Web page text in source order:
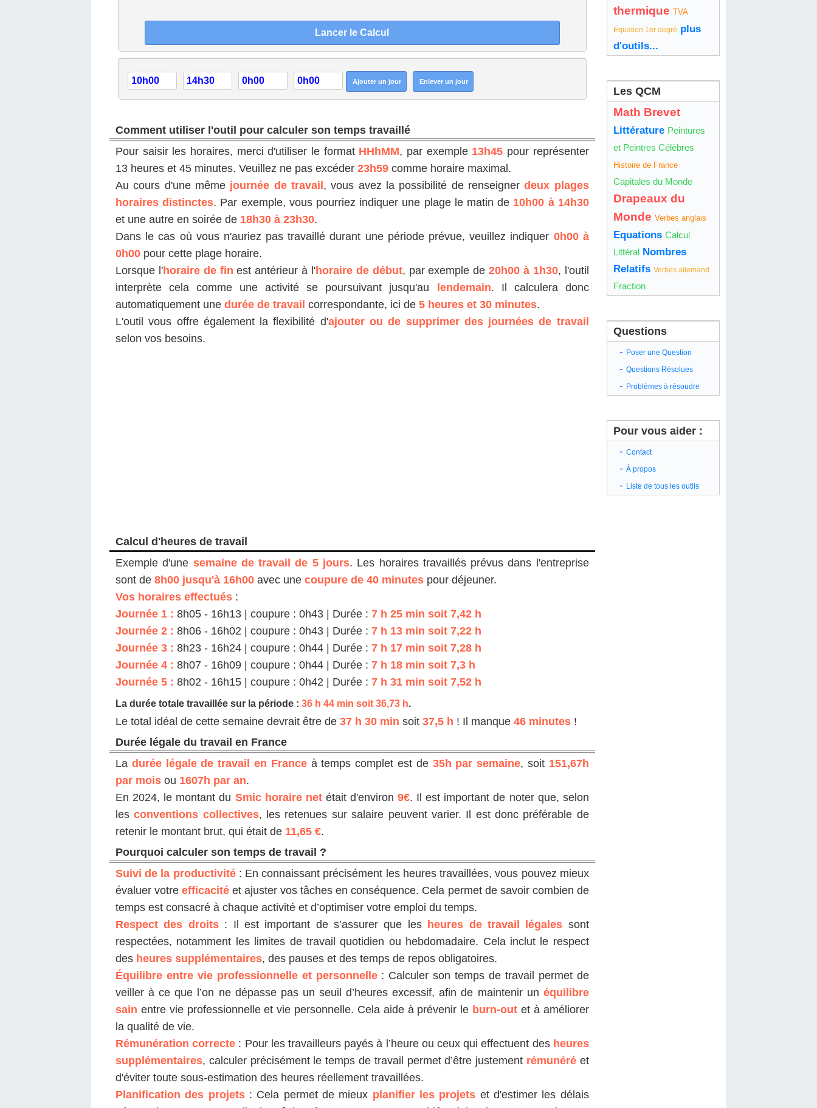
Comment utiliser l'outil pour calculer son temps travaillé
Pour saisir les horaires, merci d'utiliser le format HHhMM, par exemple 13h45 pour représenter
13 heures et 45 minutes. Veuillez ne pas excéder 23h59 comme horaire maximal.
Au cours d'une même journée de travail , vous avez la possibilité de renseignerdeux plages
horaires distinctes. Par exemple, vous pourriez indiquer une plage le matin de 10h00 à 14h30
et une autre en soirée de 18h30 à 23h30.
Dans le cas où vous n'auriez pas travaillé durant une période prévue, veuillez indiquer 0h00 à
0h00 pour cette plage horaire.
Lorsque l'horaire de fin est antérieur à l'horaire de début, par exemple de20h00 à 1h30, l'outil
interprète cela comme une activité se poursuivant jusqu'au
lendemain. Il calculera donc
automatiquement une durée de travail correspondante, ici de 5 heures et 30 minutes.
L'outil vous offre également la flexibilité d'ajouter ou de supprimer des journées de travail
selon vos besoins.
Calcul d'heures de travail
Exemple d'une semaine de travail de 5 jours. Les horaires travaillés prévus dans l'entreprise
sont de 8h00 jusqu'à 16h00 avec une coupure de 40 minutes pour déjeuner.
Vos horaires effectués :
Journée 1 : 8h05 - 16h13 | coupure : 0h43 | Durée : 7 h 25 min soit 7,42 h
Journée 2 : 8h06 - 16h02 | coupure : 0h43 | Durée : 7 h 13 min soit 7,22 h
Journée 3 : 8h23 - 16h24 | coupure : 0h44 | Durée : 7 h 17 min soit 7,28 h
Journée 4 : 8h07 - 16h09 | coupure : 0h44 | Durée : 7 h 18 min soit 7,3 h
Journée 5 : 8h02 - 16h15 | coupure : 0h42 | Durée : 7 h 31 min soit 7,52 h
La durée totale travaillée sur la période : 36 h 44 min soit 36,73 h.
Le total idéal de cette semaine devrait être de 37 h 30 min soit 37,5 h ! Il manque 46 minutes !
Durée légale du travail en France
La durée légale de travail en Franceà temps complet est de 35h par semaine, soit 151,67h
par mois ou 1607h par an.
En 2024, le montant du Smic horaire netétait d'environ9€. Il est important de noter que, selon
lesconventions collectives, les retenues sur salaire peuvent varier. Il est donc préférable de
retenir le montant brut, qui était de 11,65 €.
Pourquoi calculer son temps de travail ?
Suivi de la productivité: En connaissant précisément les heures travaillées, vous pouvez mieux
évaluer votreefficacité et ajuster vos tâches en conséquence. Cela permet de savoir combien de
temps est consacré à chaque activité et d’optimiser votre emploi du temps.
Respect des droits: Il est important de s’assurer que les heures de travail légales sont
respectées, notamment les limites de travail quotidien ou hebdomadaire. Cela inclut le respect
des heures supplémentaires, des pauses et des temps de repos obligatoires.
Équilibre entre vie professionnelle et personnelle: Calculer son temps de travail permet de
veiller à ce que l’on ne dépasse pas un seuil d’heures excessif, afin de maintenir un équilibre
sain entre vie professionnelle et vie personnelle. Cela aide à prévenir le burn-out et à améliorer
la qualité de vie.
Rémunération correcte : Pour les travailleurs payés à l’heure ou ceux qui effectuent des heures
supplémentaires, calculer précisément le temps de travail permet d’être justement rémunéréet
d'éviter toute sous-estimation des heures réellement travaillées.
Planification des projets: Cela permet de mieux planifier les projets et d'estimer les délais
thermique TVA
Equation 1er degré plus
d'outils...
Les QCM
Math Brevet
Littérature Peintures
et Peintres Célèbres
Histoire de France
Capitales du Monde
Drapeaux du
Monde Verbes anglais
Equations Calcul
Littéral Nombres
Relatifs Verbes allemand
Fraction
Questions
- Poser une Question
- Questions Résolues
- Problèmes à résoudre
Pour vous aider :
- Contact
- À propos
- Liste de tous les outils